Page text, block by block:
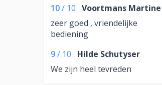
10/ 10
Voortmans Martine
zeer goed , vriendelijke
bediening
9/ 10
Hilde Schutyser
We zijn heel tevreden